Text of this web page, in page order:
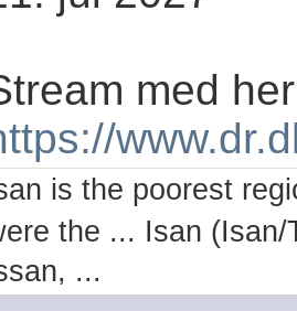
med
is the poorest
the ... Isan
...